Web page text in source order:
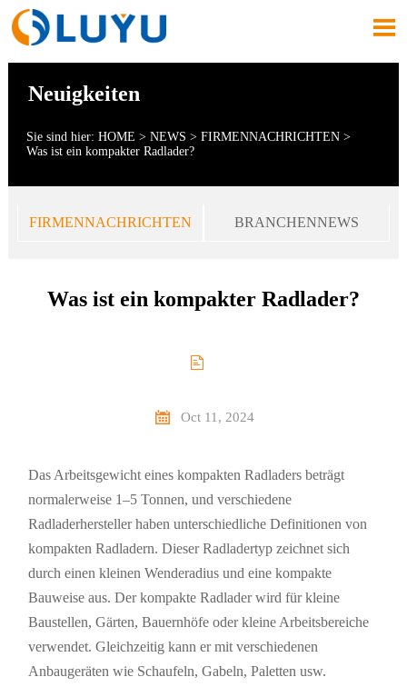

Neuigkeiten
Sie sind hier: HOME > NEWS > FIRMENNACHRICHTEN>
Was ist ein kompakter Radlader?
FIRMENNACHRICHTEN BRANCHENNEWS
Was ist ein kompakter Radlader?

 Oct 11, 2024
Das Arbeitsgewicht eines kompakten Radladers beträgt
normalerweise 1–5 Tonnen, und verschiedene
Radladerhersteller haben unterschiedliche Definitionen von
kompakten Radladern. Dieser Radladertyp zeichnet sich
durch einen kleinen Wenderadius und eine kompakte
Bauweise aus. Der kompakte Radlader wird für kleine
Baustellen, Gärten, Bauernhöfe oder kleine Arbeitsbereiche
verwendet. Gleichzeitig kann er mit verschiedenen
Anbaugeräten wie Schaufeln, Gabeln, Paletten usw.